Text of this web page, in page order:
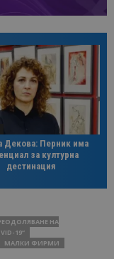
Декова: Перник има
за културна
дестинация
НА
19“
МАЛКИ ФИРМИ